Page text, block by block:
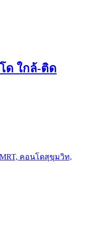
ด ใกล้-ติด
คอนโดสุขุมวิท,